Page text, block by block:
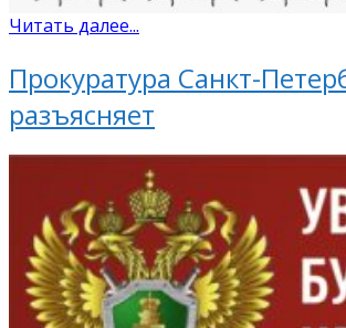
Читать далее...
Прокуратура Санкт-
разъясняет